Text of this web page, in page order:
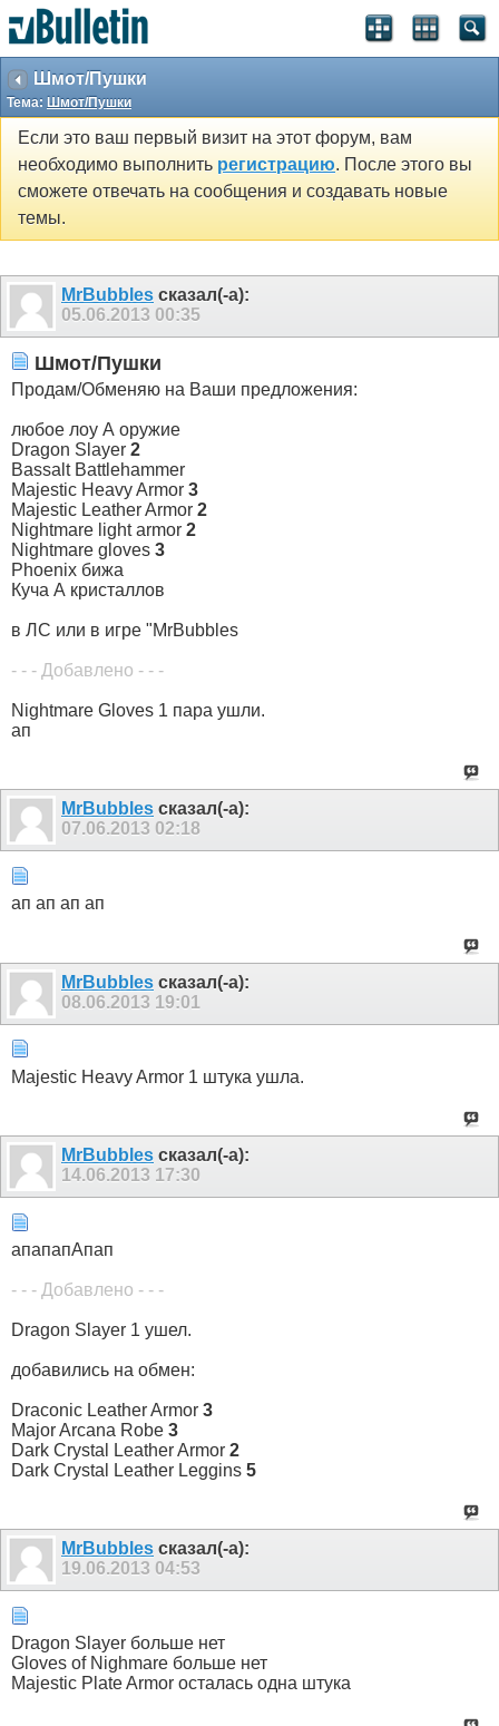
Шмот/Пушки
Тема: Шмот/Пушки
Если это ваш первый визит на этот форум, вам
необходимо выполнить регистрацию. После этого вы
сможете отвечать на сообщения и создавать новые
темы.
MrBubbles сказал(-а):
05.06.2013 00:35
Шмот/Пушки
Продам/Обменяю на Ваши предложения:
любое лоу А оружие
Dragon Slayer 2
Bassalt Battlehammer
Majestic Heavy Armor 3
Majestic Leather Armor 2
Nightmare light armor 2
Nightmare gloves 3
Phoenix бижа
Куча А кристаллов
в ЛС или в игре "MrBubbles
- - - Добавлено - - -
Nightmare Gloves 1 пара ушли.
ап
MrBubbles сказал(-а):
07.06.2013 02:18
ап ап ап ап
MrBubbles сказал(-а):
08.06.2013 19:01
Majestic Heavy Armor 1 штука ушла.
MrBubbles сказал(-а):
14.06.2013 17:30
апапапАпап
- - - Добавлено - - -
Dragon Slayer 1 ушел.
добавились на обмен:
Draconic Leather Armor 3
Major Arcana Robe 3
Dark Crystal Leather Armor 2
Dark Crystal Leather Leggins 5
MrBubbles сказал(-а):
19.06.2013 04:53
Dragon Slayer больше нет
Gloves of Nighmare больше нет
Majestic Plate Armor осталась одна штука